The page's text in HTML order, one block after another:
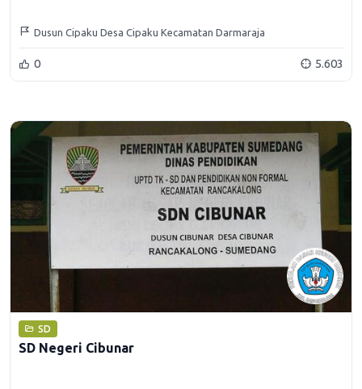
Dusun Cipaku Desa Cipaku Kecamatan Darmaraja
0 5.603
SD
SD Negeri Cibunar